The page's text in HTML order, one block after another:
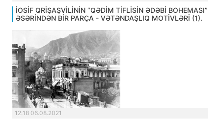
İOSİF QRİŞAŞVİLİNİN “QƏDİM TİFLİSİN ƏDƏBİ BOHEMASI”
ƏSƏRİNDƏN BİR PARÇA - VƏTƏNDAŞLIQ MOTİVLƏRİ (1).
12:18 06.08.2021